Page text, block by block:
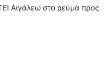
Αιγάλεω στο ρεύμα προς